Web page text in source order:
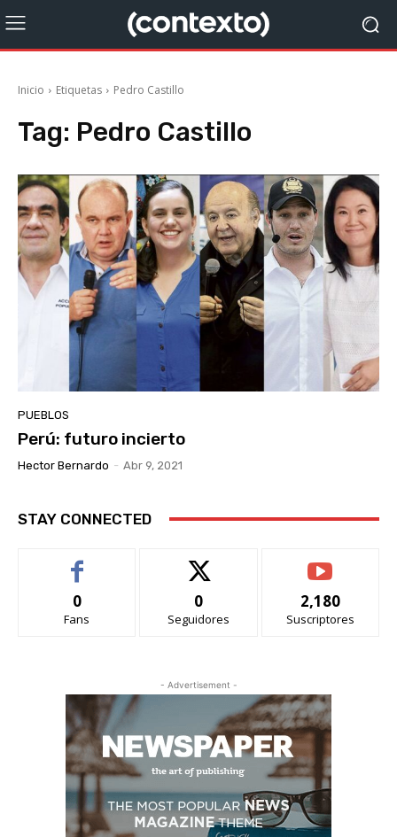
Inicio Etiquetas Pedro Castillo
Tag: Pedro Castillo
PUEBLOS
Perú: futuro incierto
Hector Bernardo - Abr 9, 2021
STAY CONNECTED
0
Fans
0
Seguidores
2,180
Suscriptores
- Advertisement -